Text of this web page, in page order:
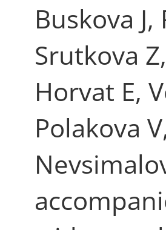
Buskova
Srutkova
Horvat E,
Polakova